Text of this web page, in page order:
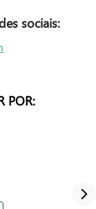
sociais:
POR: